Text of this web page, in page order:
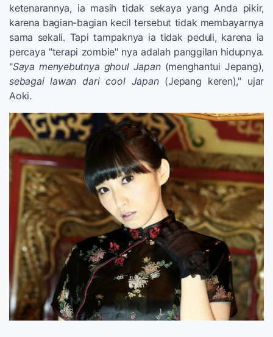
ketenarannya, ia masih tidak sekaya yang Anda pikir,
karena bagian-bagian kecil tersebut tidak membayarnya
sama sekali. Tapi tampaknya ia tidak peduli, karena ia
percaya "terapi zombie" nya adalah panggilan hidupnya.
"Saya menyebutnya ghoul Japan(menghantui Jepang),
sebagai lawan dari cool Japan(Jepang keren)," ujar
Aoki.